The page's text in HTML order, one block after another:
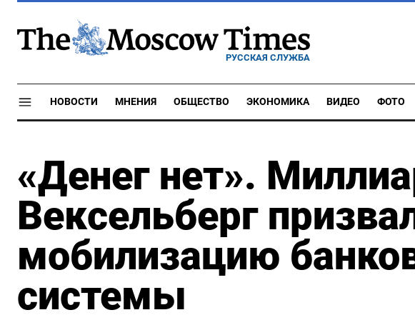
РУССКАЯ СЛУЖБА
НОВОСТИ МНЕНИЯ ОБЩЕСТВО ЭКОНОМИКА ВИДЕО ФОТО
«Денег нет».
Вексельберг
мобилизацию
системы